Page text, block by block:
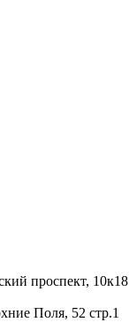
проспект, 10к18
Поля, 52 стр.1